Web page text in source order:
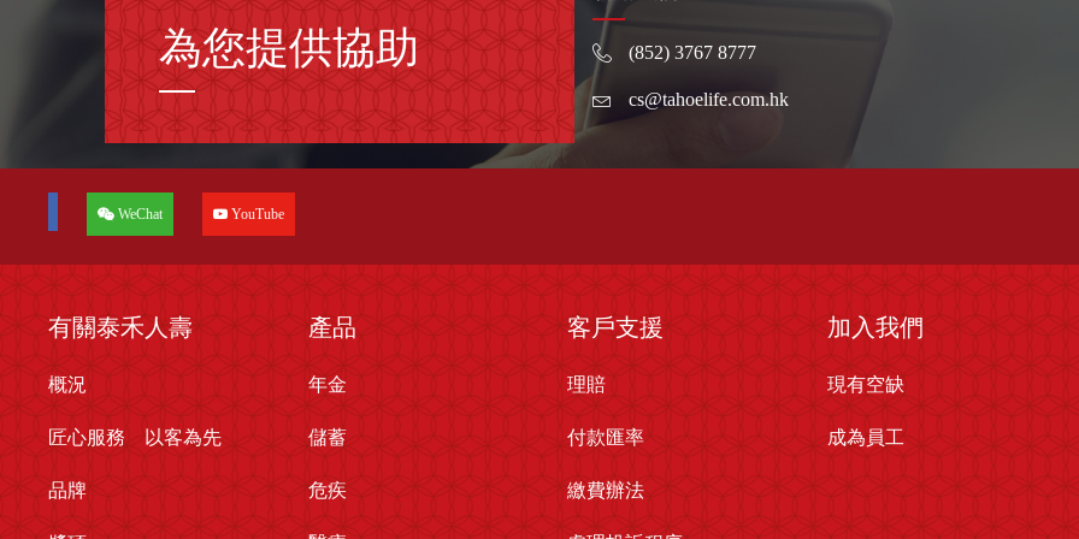
為您提供協助 (852) 3767 8777
cs@tahoelife.com.hk
WeChat YouTube
有關泰禾人壽
概況
匠心服務 以客為先
品牌
產品
年金
儲蓄
危疾
客戶支援
理賠
付款匯率
繳費辦法
加入我們
現有空缺
成為員工